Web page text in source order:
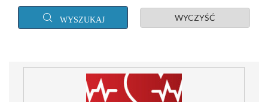
WYSZUKAJ WYCZYŚĆ